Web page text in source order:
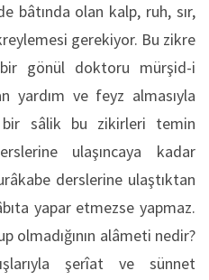
bâtında olan kalp, ruh, sır,
gerekiyor. Bu zikre
gönül doktoru mürşid-i
yardım ve feyz almasıyla
bir sâlik bu zikirleri temin
ulaşıncaya kadar
derslerine ulaştıktan
yapar etmezse yapmaz.
olmadığının alâmeti nedir?
şerîat ve sünnet